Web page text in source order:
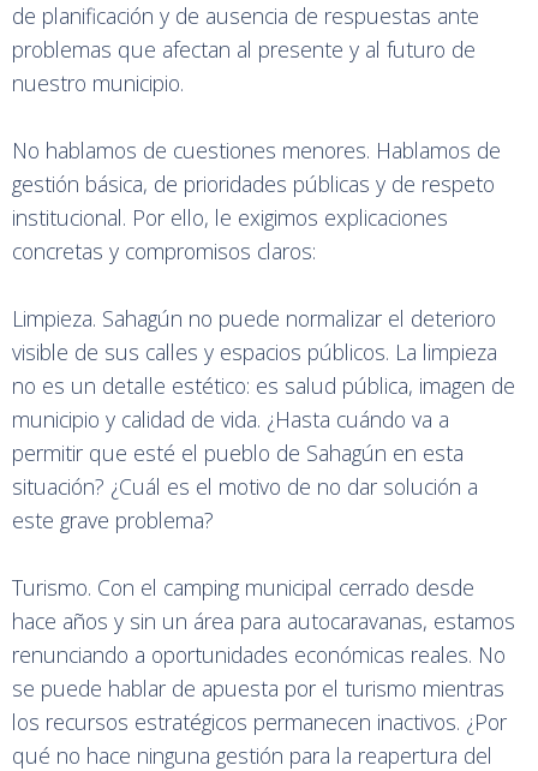
de planificación y de ausencia de respuestas ante
problemas que afectan al presente y al futuro de
nuestro municipio.
No hablamos de cuestiones menores. Hablamos de
gestión básica, de prioridades públicas y de respeto
institucional. Por ello, le exigimos explicaciones
concretas y compromisos claros:
Limpieza. Sahagún no puede normalizar el deterioro
visible de sus calles y espacios públicos. La limpieza
no es un detalle estético: es salud pública, imagen de
municipio y calidad de vida. ¿Hasta cuándo va a
permitir que esté el pueblo de Sahagún en esta
situación? ¿Cuál es el motivo de no dar solución a
este grave problema?
Turismo. Con el camping municipal cerrado desde
hace años y sin un área para autocaravanas, estamos
renunciando a oportunidades económicas reales. No
se puede hablar de apuesta por el turismo mientras
los recursos estratégicos permanecen inactivos. ¿Por
qué no hace ninguna gestión para la reapertura del